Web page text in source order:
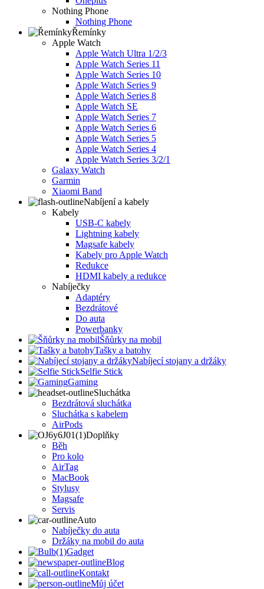
Nothing Phone
Nothing Phone
Řemínky
Apple Watch
Apple Watch Ultra 1/2/3
Apple Watch Series 11
Apple Watch Series 10
Apple Watch Series 9
Apple Watch Series 8
Apple Watch SE
Apple Watch Series 7
Apple Watch Series 6
Apple Watch Series 5
Apple Watch Series 4
Apple Watch Series 3/2/1
Galaxy Watch
Garmin
Xiaomi Band
Nabíjení a kabely
Kabely
USB-C kabely
Lightning kabely
Magsafe kabely
Kabely pro Apple Watch
Redukce
HDMI kabely a redukce
Nabíječky
Adaptéry
Bezdrátové
Do auta
Powerbanky
Šňůrky na mobil
Tašky a batohy
Nabíjecí stojany a držáky
Selfie Stick
Gaming
Sluchátka
Bezdrátová sluchátka
Sluchátka s kabelem
AirPods
Doplňky
Běh
Pro kolo
AirTag
MacBook
Stylusy
Magsafe
Servis
Auto
Nabíječky do auta
Držáky na mobil do auta
Gadget
Blog
Kontakt
Můj účet